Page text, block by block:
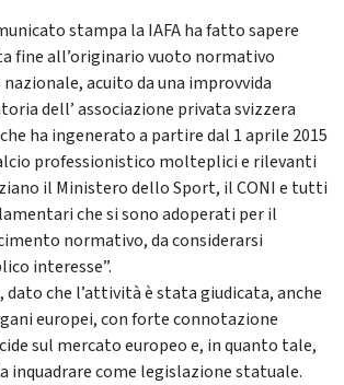
stampa la IAFA ha fatto sapere
fine all’originario vuoto normativo
acuito da una improvvida
dell’ associazione privata svizzera
ha ingenerato a partire dal 1 aprile 2015
professionistico molteplici e rilevanti
il Ministero dello Sport, il CONI e tutti
che si sono adoperati per il
normativo, da considerarsi
interesse”.
dato che l’attività è stata giudicata, anche
europei, con forte connotazione
sul mercato europeo e, in quanto tale,
inquadrare come legislazione statuale.